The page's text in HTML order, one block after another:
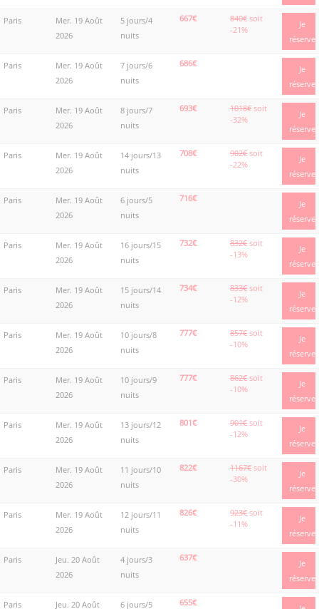
Paris
Mer. 19 Août
2026
5 jours/4
nuits
667€ 840€ soit
-21%
Je
réserve
Paris
Mer. 19 Août
2026
7 jours/6
nuits
686€
Je
réserve
Paris
Mer. 19 Août
2026
8 jours/7
nuits
693€ 1018€ soit
-32%
Je
réserve
Paris
Mer. 19 Août
2026
14 jours/13
nuits
708€ 902€ soit
-22%
Je
réserve
Paris
Mer. 19 Août
2026
6 jours/5
nuits
716€
Je
réserve
Paris
Mer. 19 Août
2026
16 jours/15
nuits
732€ 832€ soit
-13%
Je
réserve
Paris
Mer. 19 Août
2026
15 jours/14
nuits
734€ 833€ soit
-12%
Je
réserve
Paris
Mer. 19 Août
2026
10 jours/8
nuits
777€ 857€ soit
-10%
Je
réserve
Paris
Mer. 19 Août
2026
10 jours/9
nuits
777€ 862€ soit
-10%
Je
réserve
Paris
Mer. 19 Août
2026
13 jours/12
nuits
801€ 901€ soit
-12%
Je
réserve
Paris
Mer. 19 Août
2026
11 jours/10
nuits
822€ 1167€ soit
-30%
Je
réserve
Paris
Mer. 19 Août
2026
12 jours/11
nuits
826€ 923€ soit
-11%
Je
réserve
Paris
Jeu. 20 Août
2026
4 jours/3
nuits
637€
Je
réserve
Paris Jeu. 20 Août 6 jours/5 655€